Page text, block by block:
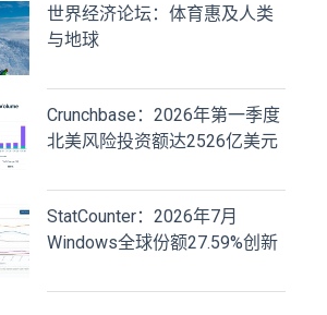
世界经济论坛：体育惠及人类
与地球
Crunchbase：2026年第一季度
北美风险投资额达2526亿美元
StatCounter：2026年7月
Windows全球份额27.59%创新